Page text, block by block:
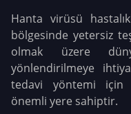
Hanta virüsü
bölgesinde yetersiz
olmak üzere
yönlendirilmeye
tedavi yöntemi için
önemli yere sahiptir.